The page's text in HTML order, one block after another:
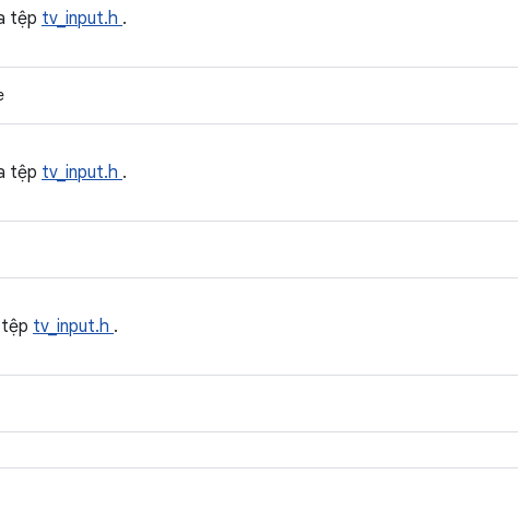
tệp tv_input.h .
tệp tv_input.h .
tv_input.h .